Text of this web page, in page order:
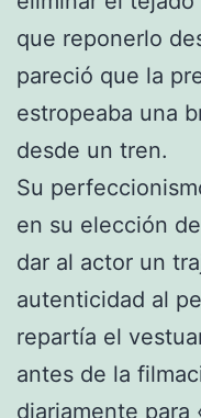
que reponerlo
pareció que la
estropeaba una
desde un tren.
Su
en su elección
dar al actor un
autenticidad al
repartía el
antes de la
diariamente para